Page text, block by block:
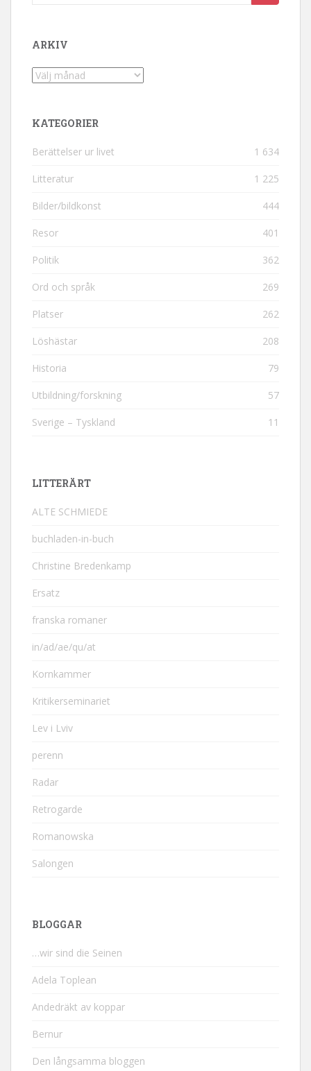
ARKIV
Arkiv
KATEGORIER
Berättelser ur livet 1 634
Litteratur 1 225
Bilder/bildkonst 444
Resor 401
Politik 362
Ord och språk 269
Platser 262
Löshästar 208
Historia 79
Utbildning/forskning 57
Sverige – Tyskland 11
LITTERÄRT
ALTE SCHMIEDE
buchladen-in-buch
Christine Bredenkamp
Ersatz
franska romaner
in/ad/ae/qu/at
Kornkammer
Kritikerseminariet
Lev i Lviv
perenn
Radar
Retrogarde
Romanowska
Salongen
BLOGGAR
…wir sind die Seinen
Adela Toplean
Andedräkt av koppar
Bernur
Den långsamma bloggen